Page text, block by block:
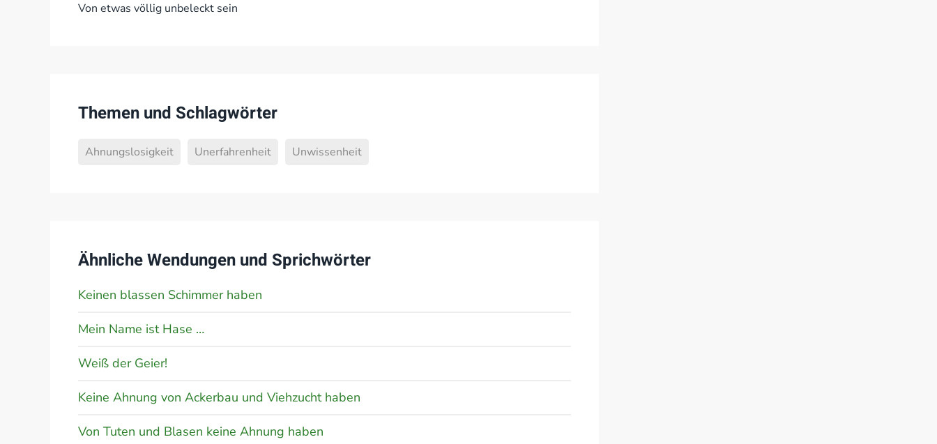
Von etwas völlig unbeleckt sein
Themen und Schlagwörter
Ahnungslosigkeit Unerfahrenheit Unwissenheit
Ähnliche Wendungen und Sprichwörter
Keinen blassen Schimmer haben
Mein Name ist Hase …
Weiß der Geier!
Keine Ahnung von Ackerbau und Viehzucht haben
Von Tuten und Blasen keine Ahnung haben